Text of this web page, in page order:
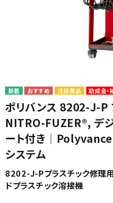
メーカーから選ぶ
ガレージ機器
補助金で購入
注目商品 助成金
ポリバンス 8202-J-P
NITRO-FUZER®, デ
ート付き｜
システム
8202-J-Pプラスチック修理
ドプラスチック溶接機